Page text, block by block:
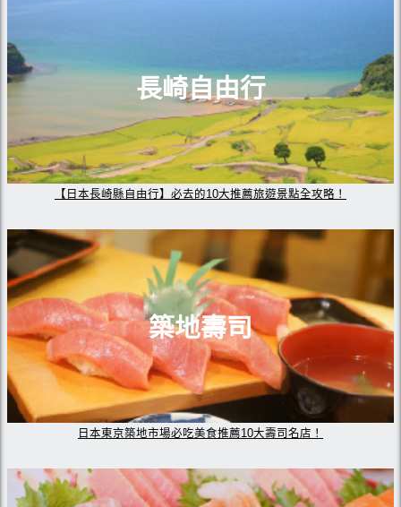
長崎自由行
【日本長崎縣自由行】必去的10大推薦旅遊景點全攻略！
築地壽司
日本東京築地市場必吃美食推薦10大壽司名店！